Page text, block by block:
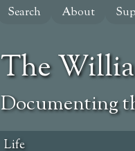
Search About
The
Documenting
Life